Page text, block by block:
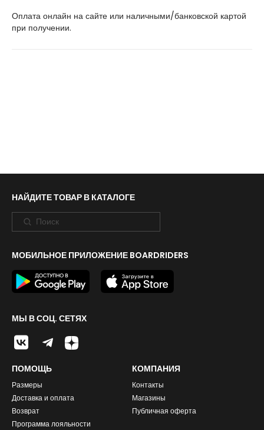
Оплата онлайн на сайте или наличными/банковской картой
при получении.
НАЙДИТЕ ТОВАР В КАТАЛОГЕ
МОБИЛЬНОЕ ПРИЛОЖЕНИЕ BOARDRIDERS
МЫ В СОЦ. СЕТЯХ
ПОМОЩЬ
Размеры
Доставка и оплата
Возврат
Программа лояльности
КОМПАНИЯ
Контакты
Магазины
Публичная оферта